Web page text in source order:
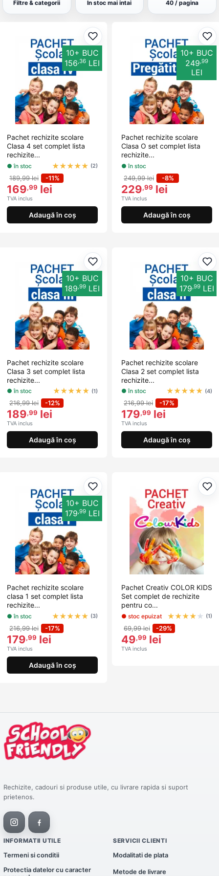
Filtre & categorii In stoc mai intai 40 / pagina
Adaugă la favorite
10+ BUC
156,36 LEI
Pachet rechizite scolare
Clasa 4 set complet lista
rechizite...
● în stoc ★★★★★ (2)
189,99 lei -11%
169,99 lei
TVA inclus
Adaugă în coș
10+ BUC
249,99
LEI
Pachet rechizite scolare
Clasa O set complet lista
rechizite...
● în stoc
249,99 lei -8%
229,99 lei
TVA inclus
Adaugă în coș
Adaugă la favorite
10+ BUC
189,99 LEI
Pachet rechizite scolare
Clasa 3 set complet lista
rechizite...
● în stoc ★★★★★ (1)
216,99 lei -12%
189,99 lei
TVA inclus
Adaugă în coș
10+ BUC
179,99LEI
Pachet rechizite scolare
Clasa 2 set complet lista
rechizite...
● în stoc ★★★★★ (4)
216,99 lei -17%
179,99 lei
TVA inclus
Adaugă în coș
Adaugă la favorite
10+ BUC
179,99LEI
Pachet rechizite scolare
clasa 1 set complet lista
rechizite...
● în stoc ★★★★★ (3)
216,99 lei -17%
179,99 lei
TVA inclus
Adaugă în coș
Pachet Creativ COLOR KIDS
Set complet de rechizite
pentru co...
● stoc epuizat ★★★★ ★ (1)
69,99 lei -29%
49,99 lei
TVA inclus
Rechizite, cadouri si produse utile, cu livrare rapida si suport
prietenos.
INFORMATII UTILE
Termeni si conditii
Protectia datelor cu caracter
SERVICII CLIENTI
Modalitati de plata
Metode de livrare